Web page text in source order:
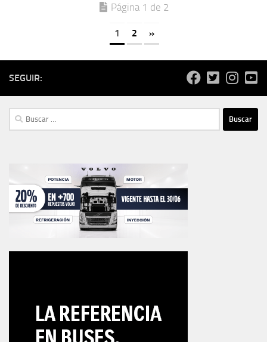
Página 1 de 2
1 2 »
SEGUIR:
Buscar: